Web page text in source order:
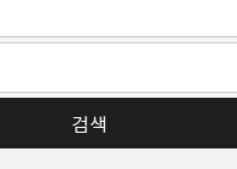
검색